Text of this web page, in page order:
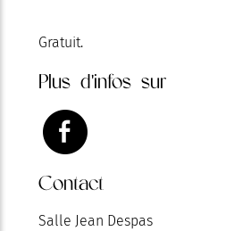
Gratuit.
Plus d'infos sur
Contact
Salle Jean Despas